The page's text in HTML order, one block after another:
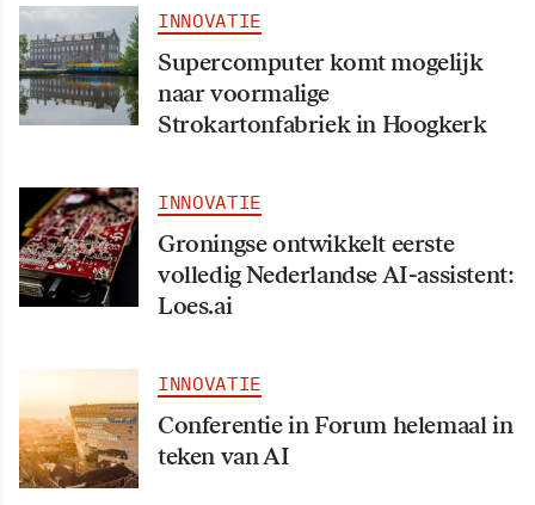
INNOVATIE
Supercomputer komt mogelijk
naar voormalige
Strokartonfabriek in Hoogkerk
INNOVATIE
Groningse ontwikkelt eerste
volledig Nederlandse AI-assistent:
Loes.ai
INNOVATIE
Conferentie in Forum helemaal in
teken van AI